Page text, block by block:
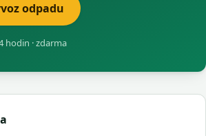
odpadu
hodin · zdarma